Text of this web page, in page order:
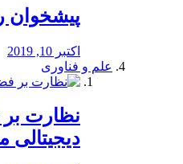
پیشخوان
اکتبر 10, 2019
علم و فناوری
نظارت